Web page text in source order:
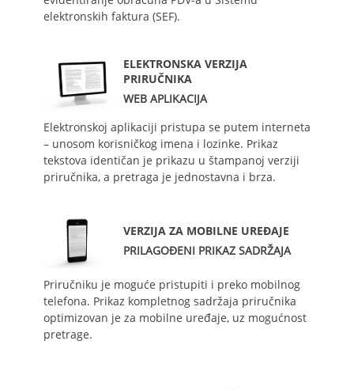
elektronskih faktura (SEF).
ELEKTRONSKA VERZIJA
PRIRUČNIKA
WEB APLIKACIJA
Elektronskoj aplikaciji pristupa se putem interneta
– unosom korisničkog imena i lozinke. Prikaz
tekstova identičan je prikazu u štampanoj verziji
priručnika, a pretraga je jednostavna i brza.
VERZIJA ZA MOBILNE UREĐAJE
PRILAGOĐENI PRIKAZ SADRŽAJA
Priručniku je moguće pristupiti i preko mobilnog
telefona. Prikaz kompletnog sadržaja priručnika
optimizovan je za mobilne uređaje, uz mogućnost
pretrage.